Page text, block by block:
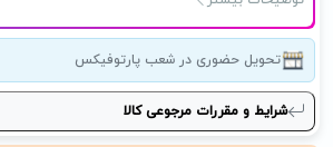
تحویل حضوری در شعب پارتوفیکس
شرایط و مقررات مرجوعی کالا